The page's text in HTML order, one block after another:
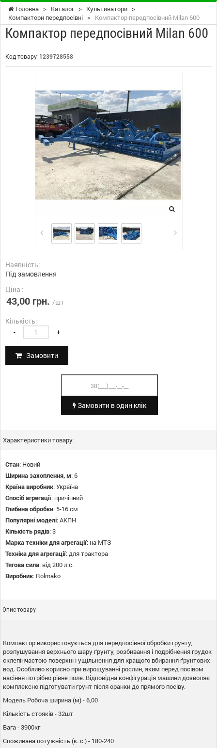
Головна > Каталог > Культиватори >
Компактори передпосівні > Компактор передпосівний Milan 600
Компактор передпосівний Milan 600
Код товару: 1239728558
Наявність:
Під замовлення
Ціна :
43,00 грн. /шт
Кількість:
- +
Замовити
Замовити в один клік
Характеристики товару:
Стан: Новий
Ширина захоплення, м:6
Країна виробник:Україна
Спосіб агрегації: причіпний
Глибина обробки: 5-16 см
Популярні моделі:АКПН
Кількість рядів:3
Марка техніки для агрегації: на МТЗ
Техніка для агрегації:для трактора
Тягова сила: від 200 л.с.
Виробник: Rolmako
Опис товару
Компактор використовується для передпосівної обробки грунту,
розпушування верхнього шару ґрунту, розбивання і подрібнення грудок
склепінчастою поверхні і ущільнення для кращого вбирання ґрунтових
вод. Особливо корисно при вирощуванні рослин, яким перед посівом
насіння потрібно рівне поле. Відповідна конфігурація машини дозволяє
комплексно підготувати грунт після оранки до прямого посіву.
Модель Робоча ширина (м) - 6,00
Кількість стояків - 32шт
Вага - 3900кг
Споживана потужність (к. с.) - 180-240